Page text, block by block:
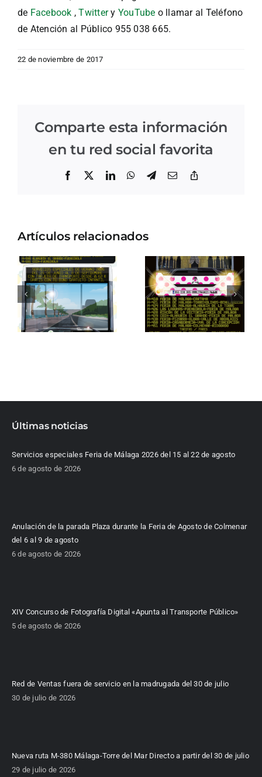
de Facebook ,Twittery YouTube o llamar al Teléfono
de Atención al Público 955 038 665.
22 de noviembre de 2017
Comparte esta información
en tu red social favorita
Facebook LinkedInWhatsApp
Telegram
Correo
Artículos relacionados
Últimas noticias
Servicios especiales Feria de Málaga 2026 del 15 al 22 de agosto
6 de agosto de 2026
Anulación de la parada Plaza durante la Feria de Agosto de Colmenar
del 6 al 9 de agosto
6 de agosto de 2026
XIV Concurso de Fotografía Digital «Apunta al Transporte Público»
5 de agosto de 2026
Red de Ventas fuera de servicio en la madrugada del 30 de julio
30 de julio de 2026
Nueva ruta M-380 Málaga-Torre del Mar Directo a partir del 30 de julio
29 de julio de 2026